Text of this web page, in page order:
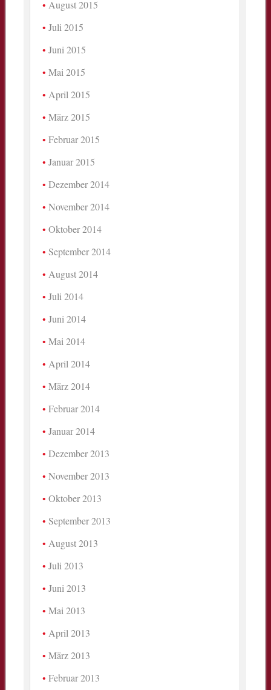
August 2015
Juli 2015
Juni 2015
Mai 2015
April 2015
März 2015
Februar 2015
Januar 2015
Dezember 2014
November 2014
Oktober 2014
September 2014
August 2014
Juli 2014
Juni 2014
Mai 2014
April 2014
März 2014
Februar 2014
Januar 2014
Dezember 2013
November 2013
Oktober 2013
September 2013
August 2013
Juli 2013
Juni 2013
Mai 2013
April 2013
März 2013
Februar 2013